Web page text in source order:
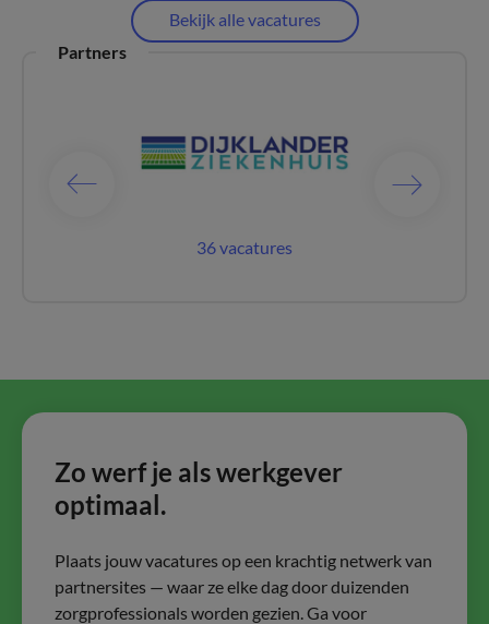
Bekijk alle vacatures
Partners
36 vacatures
Zo werf je als werkgever
optimaal.
Plaats jouw vacatures op een krachtig netwerk van
partnersites — waar ze elke dag door duizenden
zorgprofessionals worden gezien. Ga voor